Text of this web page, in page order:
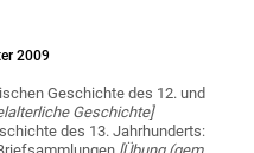
2009
Geschichte des 12. und
Geschichte]
des 13. Jahrhunderts: